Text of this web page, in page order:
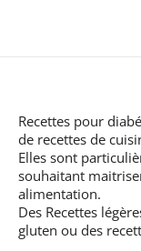
Recettes pour
de recettes de
Elles sont
souhaitant
alimentation.
Des Recettes
gluten ou des